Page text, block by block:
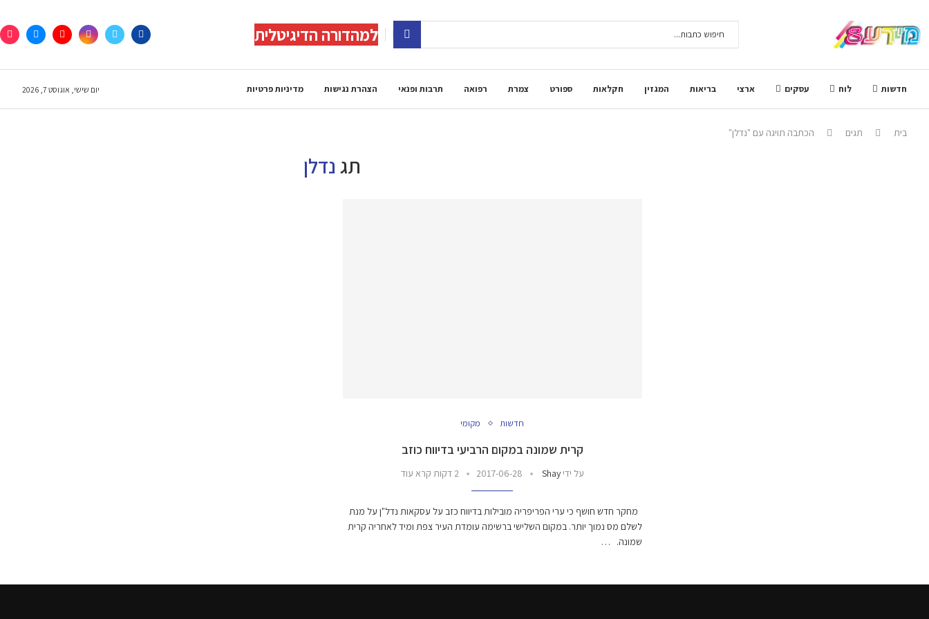
למהדורה הדיגיטלית
חדשות לוח עסקים ארצי בריאות המגזין חקלאות ספורט צמרת רפואה תרבות ופנאי הצהרת נגישות מדיניות פרטיות יום שישי, אוגוסט 7, 2026
בית תגים הכתבה תויגה עם "נדלן"
תג נדלן
חדשות מקומי
קרית שמונה במקום הרביעי בדיווח כוזב
על ידיShay
2017-06-28 2 דקות קרא עוד
מחקר חדש חושף כי ערי הפריפריה מובילות בדיווח כזב על עסקאות נדל"ן על מנת
לשלם מס נמוך יותר. במקום השלישי ברשימה עומדת העיר צפת ומיד לאחריה קרית
שמונה. …